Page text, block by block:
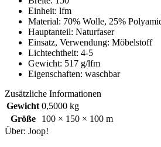
Einheit: lfm
Material: 70% Wolle, 25%
Hauptanteil: Naturfaser
Einsatz, Verwendung: Möbelstoff
Lichtechtheit: 4-5
Gewicht: 517 g/lfm
Eigenschaften: waschbar
Zusätzliche Informationen
Gewicht 0,5000 kg
Größe
100 × 150 × 100 m
Über: Joop!